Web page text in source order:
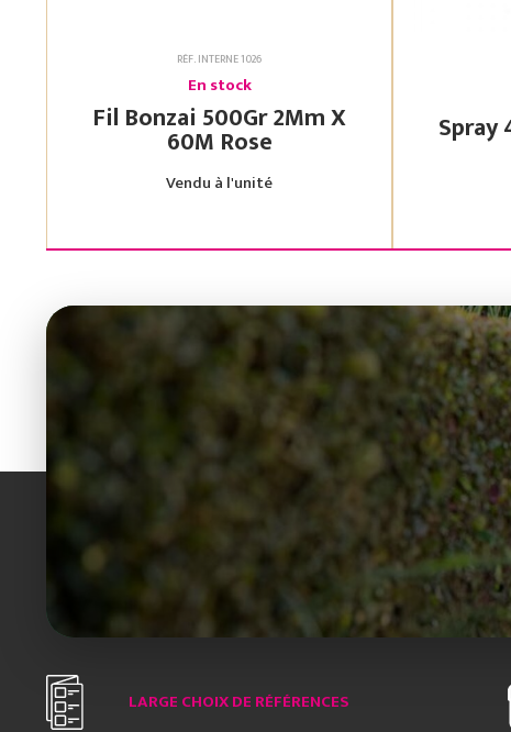
RÉF. INTERNE 1026
En stock
Fil Bonzai 500Gr 2Mm X
60M Rose
Vendu à l'unité
LARGE CHOIX DE RÉFÉRENCES